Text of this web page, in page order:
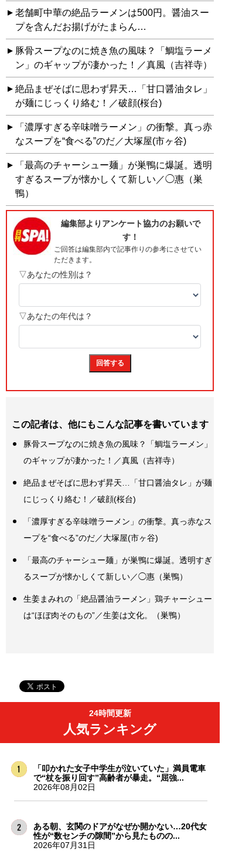
老舗町中華の絶品ラーメンは500円。醤油スー
プを含んだお揚げがたまらん…
豚骨スープなのに焼き魚の風味？「鯛塩ラーメ
ン」のギャップが凄かった！／真風（吉祥寺）
絶品まぜそばに思わず昇天…「甘口醤油タレ」
が麺にじっくり絡む！／破顔(桜台)
「濃厚すぎる辛味噌ラーメン」の衝撃。真っ赤
なスープを“食べる”のだ／大塚屋(市ヶ谷)
「最高のチャーシュー麺」が巣鴨に爆誕。透明
すぎるスープが懐かしくて新しい／◯惠（巣
鴨）
この記者は、他にもこんな記事を書いています
豚骨スープなのに焼き魚の風味？「鯛塩ラーメン」
のギャップが凄かった！／真風（吉祥寺）
絶品まぜそばに思わず昇天…「甘口醤油タレ」が麺
にじっくり絡む！／破顔(桜台)
「濃厚すぎる辛味噌ラーメン」の衝撃。真っ赤なス
ープを“食べる”のだ／大塚屋(市ヶ谷)
「最高のチャーシュー麺」が巣鴨に爆誕。透明すぎ
るスープが懐かしくて新しい／◯惠（巣鴨）
生姜まみれの「絶品醤油ラーメン」鶏チャーシュー
は“ほぼ肉そのもの”／生姜は文化。（巣鴨）
24時間更新
人気ランキング
「叩かれた女子中学生が泣いていた」満員電車
で“杖を振り回す”高齢者が暴走。“屈強...
2026年08月02日
ある朝、玄関のドアがなぜか開かない…20代女
性が“数センチの隙間”から見たものの...
2026年07月31日